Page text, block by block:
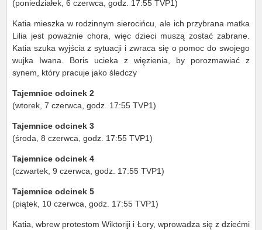
(poniedziałek, 6 czerwca, godz. 17:55 TVP1)
Katia mieszka w rodzinnym sierocińcu, ale ich przybrana matka
Lilia jest poważnie chora, więc dzieci muszą zostać zabrane.
Katia szuka wyjścia z sytuacji i zwraca się o pomoc do swojego
wujka Iwana. Boris ucieka z więzienia, by porozmawiać z
synem, który pracuje jako śledczy
Tajemnice odcinek 2
(wtorek, 7 czerwca, godz. 17:55 TVP1)
Tajemnice odcinek 3
(środa, 8 czerwca, godz. 17:55 TVP1)
Tajemnice odcinek 4
(czwartek, 9 czerwca, godz. 17:55 TVP1)
Tajemnice odcinek 5
(piątek, 10 czerwca, godz. 17:55 TVP1)
Katia, wbrew protestom Wiktoriji i Łory, wprowadza się z dziećmi